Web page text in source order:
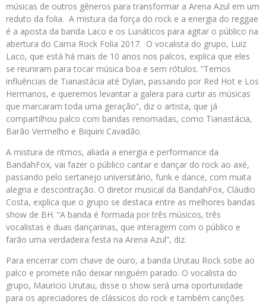
músicas de outros gêneros para transformar a Arena Azul em um
reduto da folia. A mistura da força do rock e a energia do reggae
é a aposta da banda Laco e os Lunáticos para agitar o público na
abertura do Carna Rock Folia 2017. O vocalista do grupo, Luiz
Laco, que está há mais de 10 anos nos palcos, explica que eles
se reuniram para tocar música boa e sem rótulos. “Temos
influências de Tianastácia até Dylan, passando por Red Hot e Los
Hermanos, e queremos levantar a galera para curtir as músicas
que marcaram toda uma geração”, diz o artista, que já
compartilhou palco com bandas renomadas, como Tianastácia,
Barão Vermelho e Biquini Cavadão.
A mistura de ritmos, aliada a energia e performance da
BandahFox, vai fazer o público cantar e dançar do rock ao axé,
passando pelo sertanejo universitário, funk e dance, com muita
alegria e descontração. O diretor musical da BandahFox, Cláudio
Costa, explica que o grupo se destaca entre as melhores bandas
show de BH. “A banda é formada por três músicos, três
vocalistas e duas dançarinas, que interagem com o público e
farão uma verdadeira festa na Arena Azul”, diz.
Para encerrar com chave de ouro, a banda Urutau Rock sobe ao
palco e promete não deixar ninguém parado. O vocalista do
grupo, Mauricio Urutau, disse o show será uma oportunidade
para os apreciadores de clássicos do rock e também canções